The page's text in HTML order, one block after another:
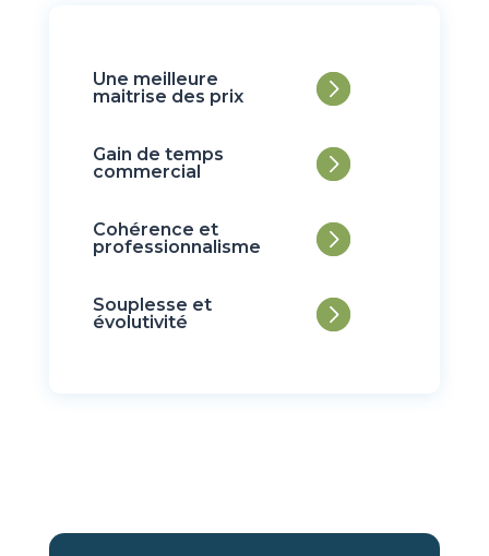
Une meilleure
maitrise des prix
Gain de temps
commercial
Cohérence et
professionnalisme
Souplesse et
évolutivité